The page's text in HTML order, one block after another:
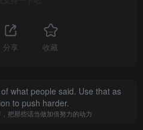
分享 收藏
what people said. Use that as
to push harder.
把那些话当做加倍努力的动力